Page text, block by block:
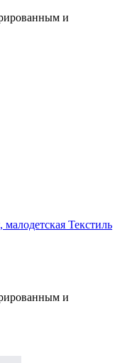
и
Текстиль
и